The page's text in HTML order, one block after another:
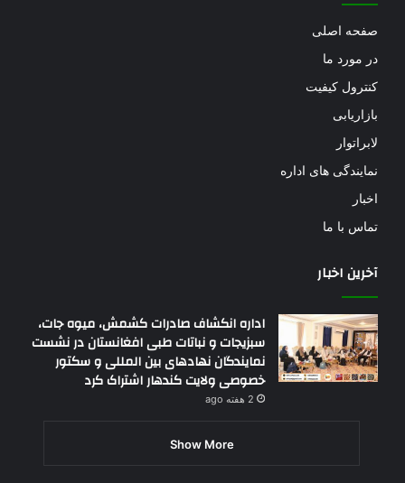
صفحه اصلی
در مورد ما
کنترول کیفیت
بازاریابی
لابراتوار
نمایندگی های اداره
اخبار
تماس با ما
آخرین اخبار
اداره انکشاف صادرات کشمش، میوه جات،
سبزیجات و نباتات طبی افغانستان در نشست
نمایندگان نهادهای بین المللی و سکتور
خصوصی ولایت کندهار اشتراک کرد
2 هفته ago
Show More